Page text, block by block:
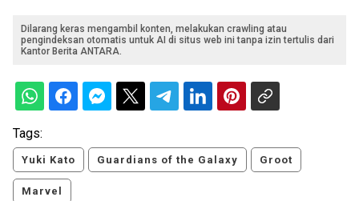
Dilarang keras mengambil konten, melakukan crawling atau
pengindeksan otomatis untuk AI di situs web ini tanpa izin tertulis dari
Kantor Berita ANTARA.
Tags:
Yuki Kato Guardians of the Galaxy Groot
Marvel